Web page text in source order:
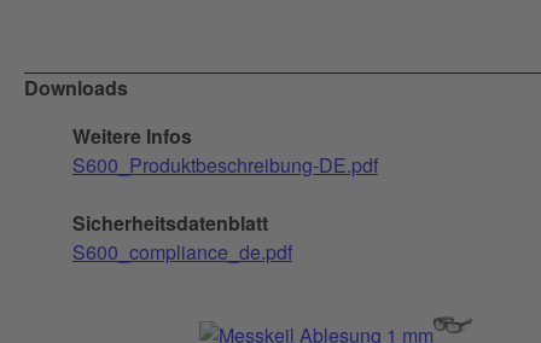
Downloads
Weitere Infos
S600_Produktbeschreibung-DE.pdf
Sicherheitsdatenblatt
S600_compliance_de.pdf